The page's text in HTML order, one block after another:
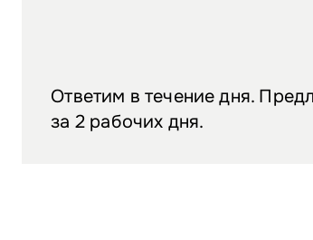
Ответим в течение дня.
за 2 рабочих дня.